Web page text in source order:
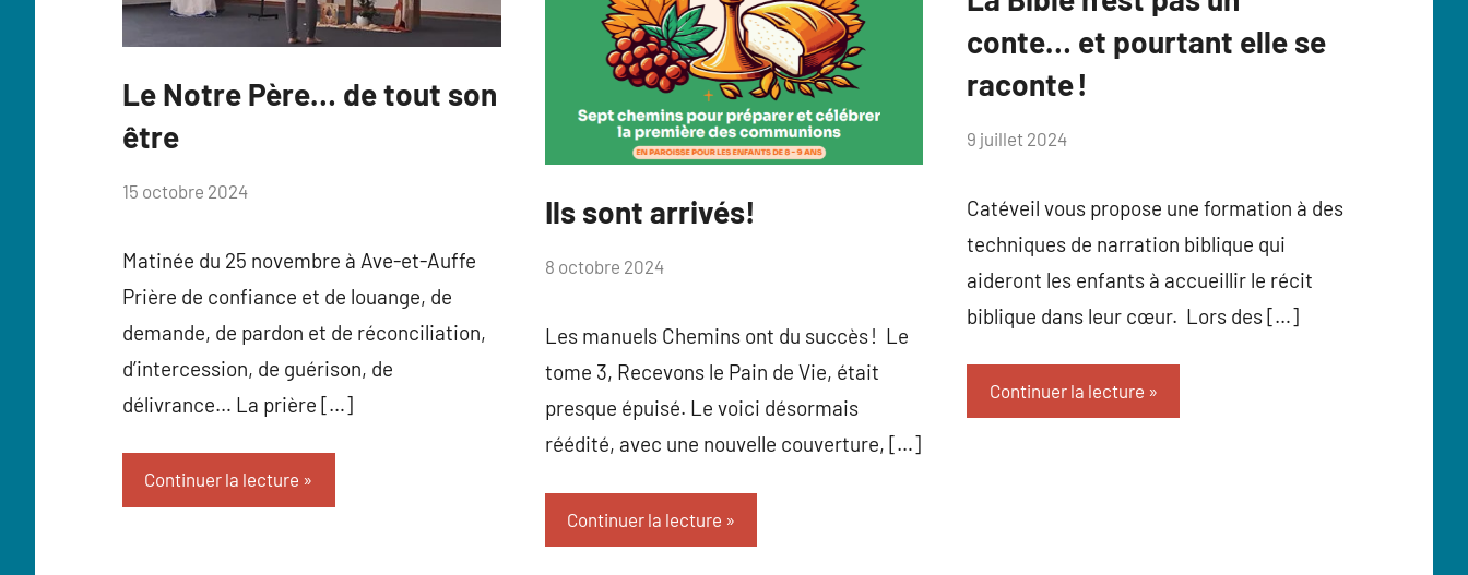
Catéveil
Le Notre Père… de tout son
être
par
Flahaux
15 octobre 2024
Matinée du 25 novembre à Ave-et-Auffe
Prière de confiance et de louange, de
demande, de pardon et de réconciliation,
d’intercession, de guérison, de
délivrance… La prière […]
Continuer la lecture
Catéveil
Ils sont arrivés!
par
Flahaux
8 octobre 2024
Les manuels Chemins ont du succès ! Le
tome 3, Recevons le Pain de Vie, était
presque épuisé. Le voici désormais
réédité, avec une nouvelle couverture, […]
Continuer la lecture
conte… et pourtant elle se
raconte !
par
Flahaux
9 juillet 2024
Catéveil vous propose une formation à des
techniques de narration biblique qui
aideront les enfants à accueillir le récit
biblique dans leur cœur. Lors des […]
Continuer la lecture